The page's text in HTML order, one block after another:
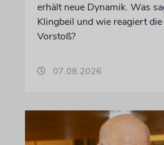
erhält neue Dynamik. Was
Klingbeil und wie reagiert
Vorstoß?
07.08.2026